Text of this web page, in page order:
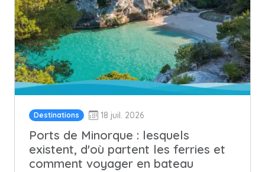
Destinations 18 juil. 2026
Ports de Minorque : lesquels
existent, d'où partent les ferries et
comment voyager en bateau